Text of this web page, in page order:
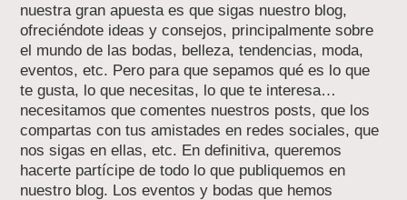
nuestra gran apuesta es que sigas nuestro blog,
ofreciéndote ideas y consejos, principalmente sobre
el mundo de las bodas, belleza, tendencias, moda,
eventos, etc. Pero para que sepamos qué es lo que
te gusta, lo que necesitas, lo que te interesa…
necesitamos que comentes nuestros posts, que los
compartas con tus amistades en redes sociales, que
nos sigas en ellas, etc. En definitiva, queremos
hacerte partícipe de todo lo que publiquemos en
nuestro blog. Los eventos y bodas que hemos